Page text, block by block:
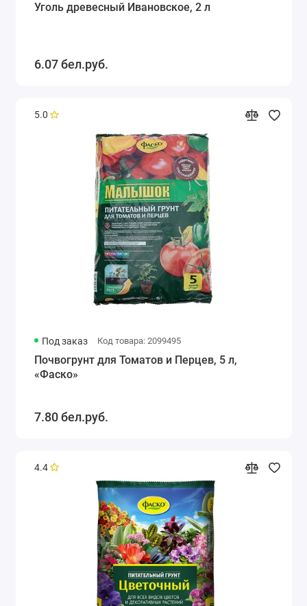
Уголь древесный Ивановское, 2 л
6.07 бел.руб.
5.0
Под заказ Код товара: 2099495
Почвогрунт для Томатов и Перцев, 5 л,
«Фаско»
7.80 бел.руб.
4.4